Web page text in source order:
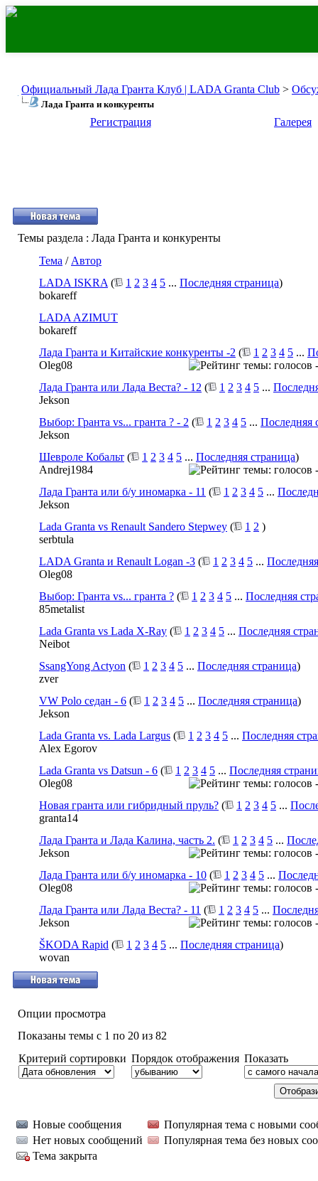
Официальный Лада Гранта Клуб | LADA Granta Club >
Лада Гранта и конкуренты
Регистрация Галерея
Темы раздела : Лада Гранта и конкуренты
Тема / Автор
LADA ISKRA ( 1 2 3 4 5 ... Последняя страница)
bokareff
LADA AZIMUT
bokareff
Лада Гранта и Китайские конкуренты -2 ( 1 2 3 4 5 ...
Oleg08
Лада Гранта или Лада Веста? - 12 ( 1 2 3 4 5 ...
Jekson
Выбор: Гранта vs... гранта ? - 2 ( 1 2 3 4 5 ... Последняя
Jekson
Шевроле Кобальт ( 1 2 3 4 5 ... Последняя страница)
Andrej1984
Лада Гранта или б/у иномарка - 11 ( 1 2 3 4 5 ...
Jekson
Lada Granta vs Renault Sandero Stepwey ( 1 2 )
serbtula
LADA Granta и Renault Logan -3 ( 1 2 3 4 5 ...
Oleg08
Выбор: Гранта vs... гранта ? ( 1 2 3 4 5 ... Последняя
85metalist
Lada Granta vs Lada X-Ray ( 1 2 3 4 5 ... Последняя
Neibot
SsangYong Actyon ( 1 2 3 4 5 ... Последняя страница)
zver
VW Polo седан - 6 ( 1 2 3 4 5 ... Последняя страница)
Jekson
Lada Granta vs. Lada Largus ( 1 2 3 4 5 ... Последняя
Alex Egorov
Lada Granta vs Datsun - 6 ( 1 2 3 4 5 ... Последняя
Oleg08
Новая гранта или гибридный пруль? ( 1 2 3 4 5 ...
granta14
Лада Гранта и Лада Калина, часть 2. ( 1 2 3 4 5 ...
Jekson
Лада Гранта или б/у иномарка - 10 ( 1 2 3 4 5 ...
Oleg08
Лада Гранта или Лада Веста? - 11 ( 1 2 3 4 5 ...
Jekson
ŠKODA Rapid ( 1 2 3 4 5 ... Последняя страница)
wovan
Опции просмотра
Показаны темы с 1 по 20 из 82
Критерий сортировки Порядок отображения Показать
Новые сообщения
Популярная тема с новыми
Нет новых сообщений
Популярная тема без новых
Тема закрыта